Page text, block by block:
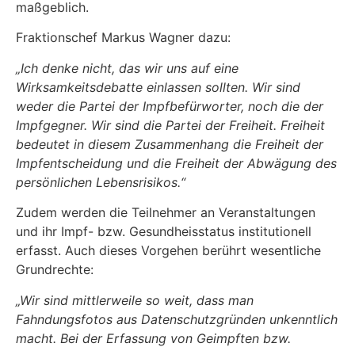
maßgeblich.
Fraktionschef Markus Wagner dazu:
„Ich denke nicht, das wir uns auf eine
Wirksamkeitsdebatte einlassen sollten. Wir sind
weder die Partei der Impfbefürworter, noch die der
Impfgegner. Wir sind die Partei der Freiheit. Freiheit
bedeutet in diesem Zusammenhang die Freiheit der
Impfentscheidung und die Freiheit der Abwägung des
persönlichen Lebensrisikos.“
Zudem werden die Teilnehmer an Veranstaltungen
und ihr Impf- bzw. Gesundheisstatus institutionell
erfasst. Auch dieses Vorgehen berührt wesentliche
Grundrechte:
„Wir sind mittlerweile so weit, dass man
Fahndungsfotos aus Datenschutzgründen unkenntlich
macht. Bei der Erfassung von Geimpften bzw.